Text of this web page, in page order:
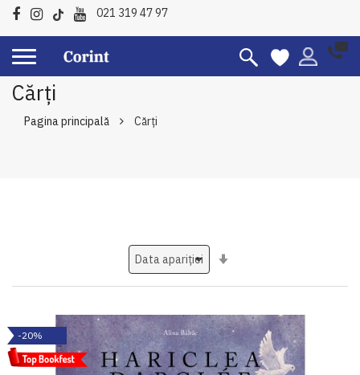
021 319 47 97
Cărți
Pagina principală Cărți
-20%